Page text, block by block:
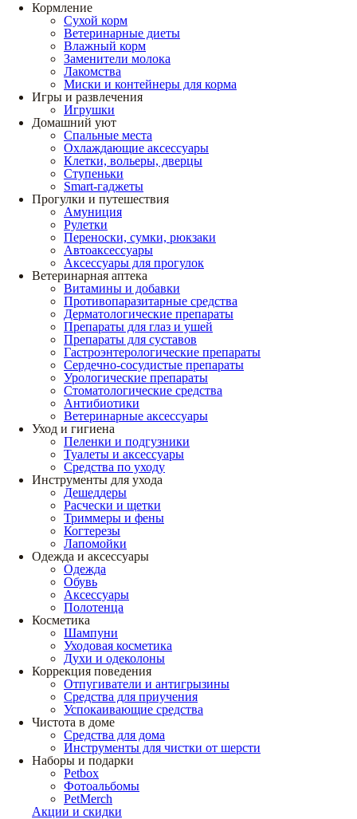
Кормление
Сухой корм
Ветеринарные диеты
Влажный корм
Заменители молока
Лакомства
Миски и контейнеры для корма
Игры и развлечения
Игрушки
Домашний уют
Спальные места
Охлаждающие аксессуары
Клетки, вольеры, дверцы
Ступеньки
Smart-гаджеты
Прогулки и путешествия
Амуниция
Рулетки
Переноски, сумки, рюкзаки
Автоаксессуары
Аксессуары для прогулок
Ветеринарная аптека
Витамины и добавки
Противопаразитарные средства
Дерматологические препараты
Препараты для глаз и ушей
Препараты для суставов
Гастроэнтерологические препараты
Сердечно-сосудистые препараты
Урологические препараты
Стоматологические средства
Антибиотики
Ветеринарные аксессуары
Уход и гигиена
Пеленки и подгузники
Туалеты и аксессуары
Средства по уходу
Инструменты для ухода
Дешеддеры
Расчески и щетки
Триммеры и фены
Когтерезы
Лапомойки
Одежда и аксессуары
Одежда
Обувь
Аксессуары
Полотенца
Косметика
Шампуни
Уходовая косметика
Духи и одеколоны
Коррекция поведения
Отпугиватели и антигрызины
Средства для приучения
Успокаивающие средства
Чистота в доме
Средства для дома
Инструменты для чистки от шерсти
Наборы и подарки
Petbox
Фотоальбомы
PetMerch
Акции и скидки